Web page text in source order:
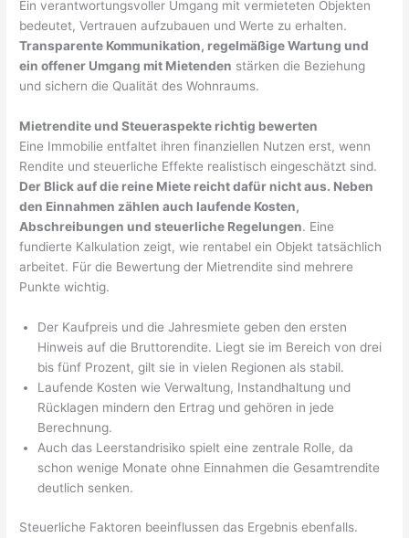
Ein verantwortungsvoller Umgang mit vermieteten Objekten
bedeutet, Vertrauen aufzubauen und Werte zu erhalten.
Transparente Kommunikation, regelmäßige Wartung und
ein offener Umgang mit Mietenden stärken die Beziehung
und sichern die Qualität des Wohnraums.
Mietrendite und Steueraspekte richtig bewerten
Eine Immobilie entfaltet ihren finanziellen Nutzen erst, wenn
Rendite und steuerliche Effekte realistisch eingeschätzt sind.
Der Blick auf die reine Miete reicht dafür nicht aus. Neben
den Einnahmen zählen auch laufende Kosten,
Abschreibungen und steuerliche Regelungen. Eine
fundierte Kalkulation zeigt, wie rentabel ein Objekt tatsächlich
arbeitet. Für die Bewertung der Mietrendite sind mehrere
Punkte wichtig.
Der Kaufpreis und die Jahresmiete geben den ersten
Hinweis auf die Bruttorendite. Liegt sie im Bereich von drei
bis fünf Prozent, gilt sie in vielen Regionen als stabil.
Laufende Kosten wie Verwaltung, Instandhaltung und
Rücklagen mindern den Ertrag und gehören in jede
Berechnung.
Auch das Leerstandrisiko spielt eine zentrale Rolle, da
schon wenige Monate ohne Einnahmen die Gesamtrendite
deutlich senken.
Steuerliche Faktoren beeinflussen das Ergebnis ebenfalls.